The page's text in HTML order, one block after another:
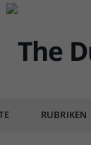
RUBRIKEN